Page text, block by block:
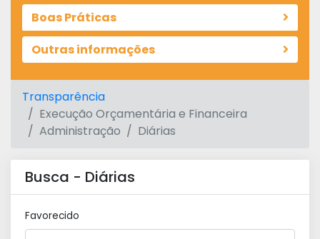
Boas Práticas
Outras informações
Transparência
Execução Orçamentária e Financeira
Administração
Diárias
Busca - Diárias
Favorecido